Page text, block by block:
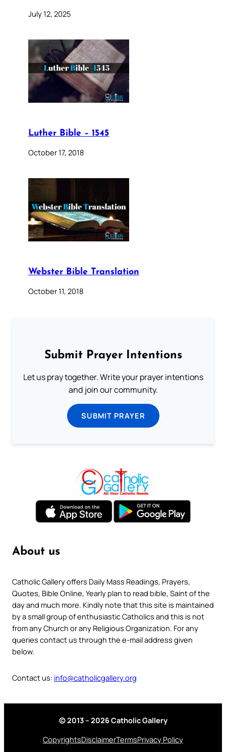
July 12, 2025
Luther Bible – 1545
October 17, 2018
Webster Bible Translation
October 11, 2018
Submit Prayer Intentions
Let us pray together. Write your prayer intentions
and join our community.
SUBMIT PRAYER
About us
Catholic Gallery offers Daily Mass Readings, Prayers,
Quotes, Bible Online, Yearly plan to read bible, Saint of the
day and much more. Kindly note that this site is maintained
by a small group of enthusiastic Catholics and this is not
from any Church or any Religious Organization. For any
queries contact us through the e-mail address given
below.
Contact us: info@catholicgallery.org
© 2013 – 2026 Catholic Gallery
CopyrightsDisclaimerTermsPrivacy Policy